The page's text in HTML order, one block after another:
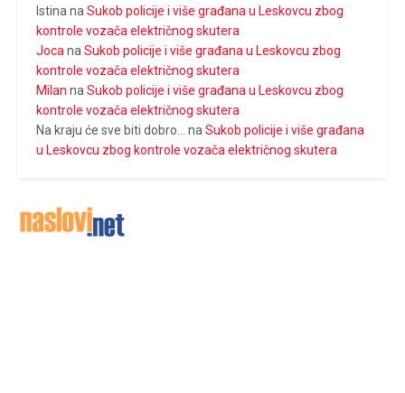
IstinanaSukob policije i više građana u Leskovcu zbog
kontrole vozača električnog skutera
JocanaSukob policije i više građana u Leskovcu zbog
kontrole vozača električnog skutera
Milan naSukob policije i više građana u Leskovcu zbog
kontrole vozača električnog skutera
Na kraju će sve biti dobro... naSukob policije i više građana
u Leskovcu zbog kontrole vozača električnog skutera